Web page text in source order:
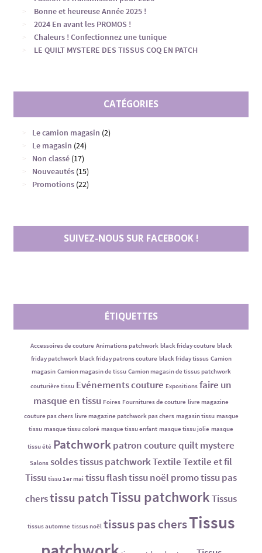
Bonne et heureuse Année 2025 !
2024 En avant les PROMOS !
Chaleurs ! Confectionnez une tunique
LE QUILT MYSTERE DES TISSUS COQ EN PATCH
CATÉGORIES
Le camion magasin (2)
Le magasin (24)
Non classé (17)
Nouveautés (15)
Promotions (22)
SUIVEZ-NOUS SUR FACEBOOK !
ÉTIQUETTES
Accessoires de couture Animations patchwork black friday couture black
friday patchwork black friday patrons couture black friday tissus Camion
magasin Camion magasin de tissu Camion magasin de tissus patchwork
couturière tissu Evénements couture Expositions faire un
masque en tissu Foires Fournitures de couture livre magazine
couture pas chers livre magazine patchwork pas chers magasin tissu masque
tissu masque tissu coloré masque tissu enfant masque tissu jolie masque
tissu été Patchworkpatron couturequilt mystere
Salons soldes tissus patchworkTextileTextile et fil
Tissu tissu 1er mai tissu flashtissu noël promotissu pas
cherstissu patchTissu patchworkTissus
tissus automne tissus noël tissus pas chersTissus